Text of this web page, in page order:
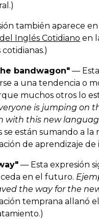
también aparece en
Inglés Cotidiano en
bandwagon" —
a una tendencia o
muchos otros lo
is jumping on
with this new
se están sumando a la
de aprendizaje de
— Esta expresión
en el futuro.
the way for the
temprana allanó